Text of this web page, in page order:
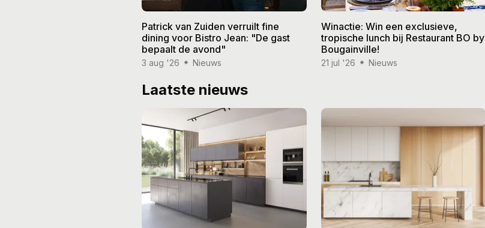
Patrick van Zuiden verruilt fine
dining voor Bistro Jean: "De gast
bepaalt de avond"
3 aug '26 Nieuws
Winactie: Win een exclusieve,
tropische lunch bij Restaurant BO by
Bougainville!
21 jul '26 Nieuws
Laatste nieuws